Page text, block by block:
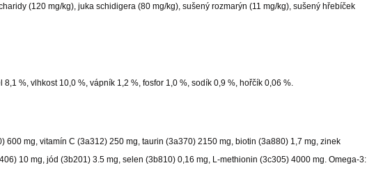
(120 mg/kg), juka schidigera (80 mg/kg), sušený rozmarýn (11 mg/kg), sušený hřebíček
%, vlhkost 10,0 %, vápník 1,2 %, fosfor 1,0 %, sodík 0,9 %, hořčík 0,06 %.
mg, vitamín C (3a312) 250 mg, taurin (3a370) 2150 mg, biotin (3a880) 1,7 mg, zinek
10 mg, jód (3b201) 3.5 mg, selen (3b810) 0,16 mg, L-methionin (3c305) 4000 mg. Omega-3: